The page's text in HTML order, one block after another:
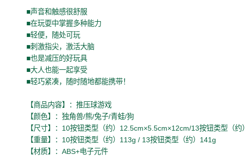
■声音和触感很舒服
■在玩耍中掌握多种能力
■轻便，随处可玩
■刺激指尖，激活大脑
■也是减压的好玩具
■大人也能一起享受
■轻巧紧凑，随时随地都能携带！
【商品内容】：推压球游戏
【颜色】：独角兽/熊/兔子/青蛙/狗
【尺寸】：10按钮类型（约）12.5cm×5.5cm×12cm/13按钮类型（约
【重量】：10按钮类型（约）113g / 13按钮类型（约）141g
【材质】：ABS+电子元件